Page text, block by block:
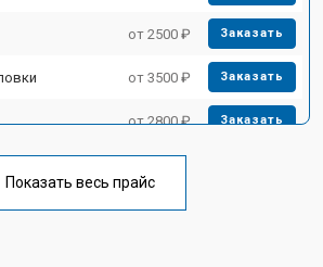
от 2500 ₽ Заказать
от 3500 ₽ Заказать
от 2800 ₽ Заказать
от 2500 ₽
Показать весь прайс